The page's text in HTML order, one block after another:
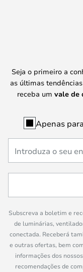
Seja o primeiro a
as últimas
receba um vale de
Apenas
Subscreva a boletim e
de luminárias,
conectada. Receberá
e outras ofertas, bem
informações dos
recomendações de